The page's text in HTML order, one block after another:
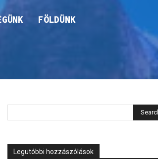
FÖLDÜNK
Legutóbbi hozzászólások